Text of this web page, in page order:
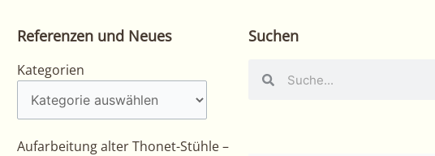
Referenzen und Neues
Kategorien
Kategorien
Aufarbeitung alter Thonet-Stühle –
Suchen